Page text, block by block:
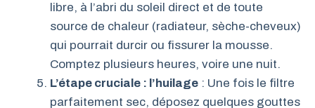
libre, à l’abri du soleil direct et de toute
source de chaleur (radiateur, sèche-cheveux)
qui pourrait durcir ou fissurer la mousse.
Comptez plusieurs heures, voire une nuit.
L’étape cruciale : l’huilage : Une fois le filtre
parfaitement sec, déposez quelques gouttes